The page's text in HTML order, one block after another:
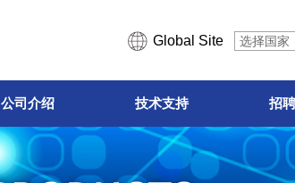
Global Site 选择国家
公司介绍 技术支持 招